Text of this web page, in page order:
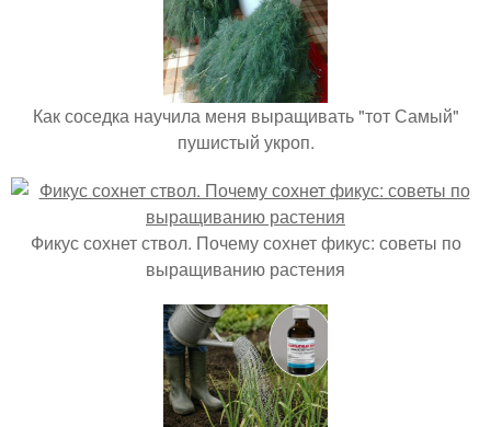
Как соседка научила меня выращивать "тот Самый"
пушистый укроп.
Фикус сохнет ствол. Почему сохнет фикус: советы по
выращиванию растения